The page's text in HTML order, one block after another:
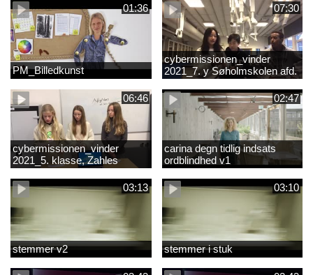
01:36
PM_Billedkunst
07:30
cybermissionen_vinder
2021_7. y Søholmskolen afd.
toftevang
06:46
cybermissionen_vinder
2021_5. klasse, Zahles
gymnasieskole.mp4
02:47
carina degn tidlig indsats
ordblindhed v1
03:13
stemmer v2
03:10
stemmer i stuk